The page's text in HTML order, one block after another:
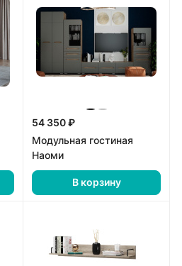
54 350 ₽
Модульная гостиная
Наоми
В корзину